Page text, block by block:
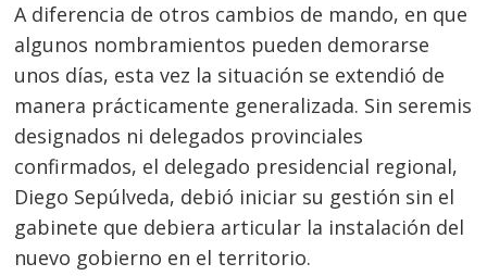
A diferencia de otros cambios de mando, en que
algunos nombramientos pueden demorarse
unos días, esta vez la situación se extendió de
manera prácticamente generalizada. Sin seremis
designados ni delegados provinciales
confirmados, el delegado presidencial regional,
Diego Sepúlveda, debió iniciar su gestión sin el
gabinete que debiera articular la instalación del
nuevo gobierno en el territorio.